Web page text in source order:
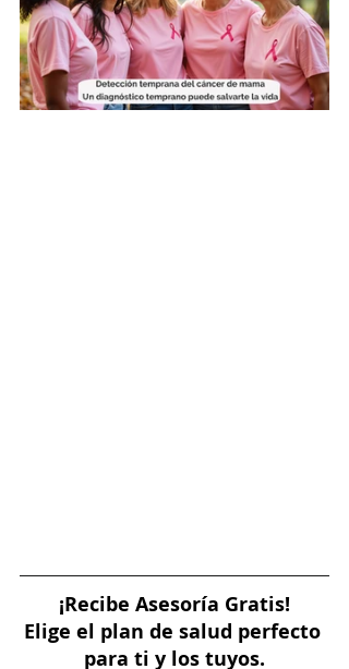
¡Recibe Asesoría Gratis!
Elige el plan de salud perfecto
para ti y los tuyos.